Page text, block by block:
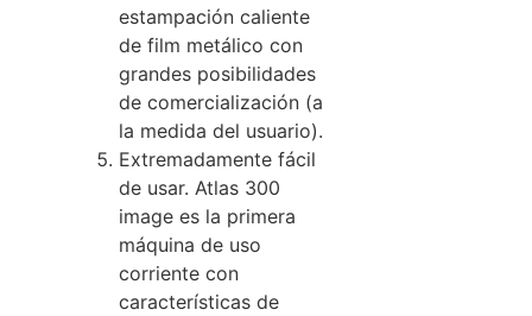
estampación caliente
de film metálico con
grandes posibilidades
de comercialización (a
la medida del usuario).
Extremadamente fácil
de usar. Atlas 300
image es la primera
máquina de uso
corriente con
características de